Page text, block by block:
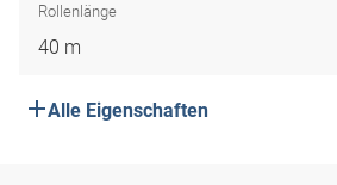
Rollenlänge
40 m
Alle Eigenschaften